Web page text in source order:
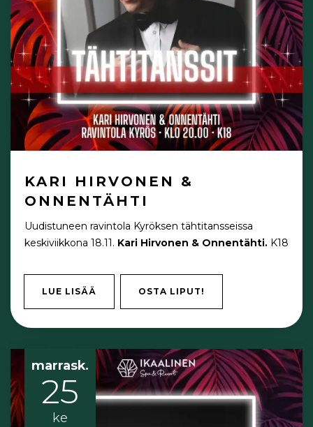
KARI HIRVONEN &
ONNENTÄHTI
Uudistuneen ravintola Kyröksen tähtitansseissa
keskiviikkona 18.11. Kari Hirvonen & Onnentähti. K18
LUE LISÄÄ OSTA LIPUT!
marrask.
25
ke